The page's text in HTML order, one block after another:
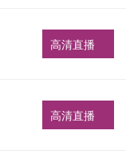
高清直播
高清直播